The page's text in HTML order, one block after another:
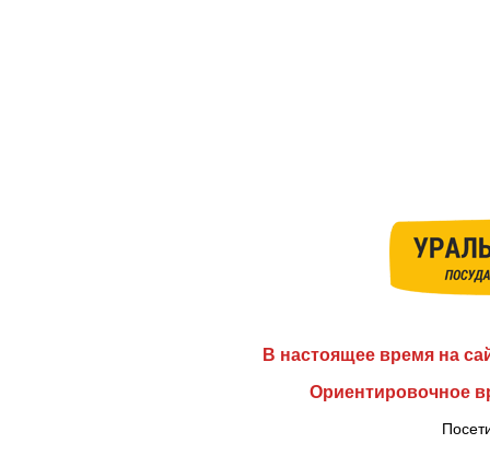
В настоящее время на
Ориентировочное